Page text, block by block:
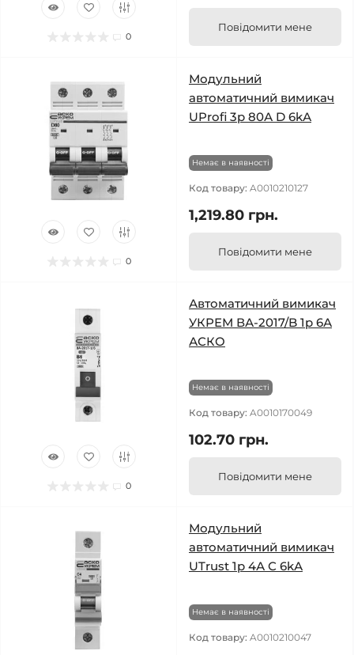
0
Повідомити мене
0
Модульний
автоматичний вимикач
UProfi 3р 80А D 6kА
Немає в наявності
Код товару: A0010210127
1,219.80 грн.
Повідомити мене
0
Автоматичний вимикач
УКРЕМ ВА-2017/B 1р 6А
АСКО
Немає в наявності
Код товару: A0010170049
102.70 грн.
Повідомити мене
Модульний
автоматичний вимикач
UTrust 1р 4А С 6kА
Немає в наявності
Код товару: A0010210047